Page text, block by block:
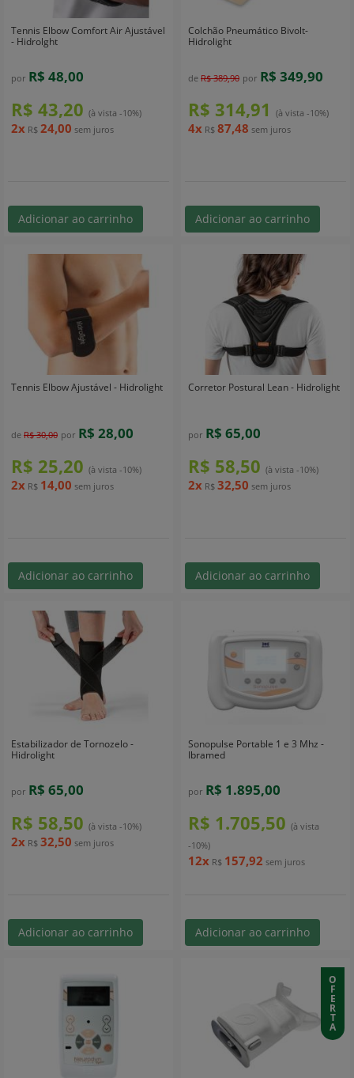
Tennis Elbow Comfort Air Ajustável
- Hidrolght
por R$ 48,00
R$ 43,20 (à vista -10%)
2x R$ 24,00 sem juros
Adicionar ao carrinho
Colchão Pneumático Bivolt-
Hidrolight
de R$ 389,90 por R$ 349,90
R$ 314,91 (à vista -10%)
4x R$ 87,48 sem juros
Adicionar ao carrinho
Tennis Elbow Ajustável - Hidrolight
de R$ 30,00 por R$ 28,00
R$ 25,20 (à vista -10%)
2x R$ 14,00 sem juros
Adicionar ao carrinho
Corretor Postural Lean - Hidrolight
por R$ 65,00
R$ 58,50 (à vista -10%)
2x R$ 32,50 sem juros
Adicionar ao carrinho
Estabilizador de Tornozelo -
Hidrolight
por R$ 65,00
R$ 58,50 (à vista -10%)
2x R$ 32,50 sem juros
Adicionar ao carrinho
Sonopulse Portable 1 e 3 Mhz -
Ibramed
por R$ 1.895,00
R$ 1.705,50 (à vista
-10%)
12x R$ 157,92 sem juros
Adicionar ao carrinho
O
F
E
R
T
A